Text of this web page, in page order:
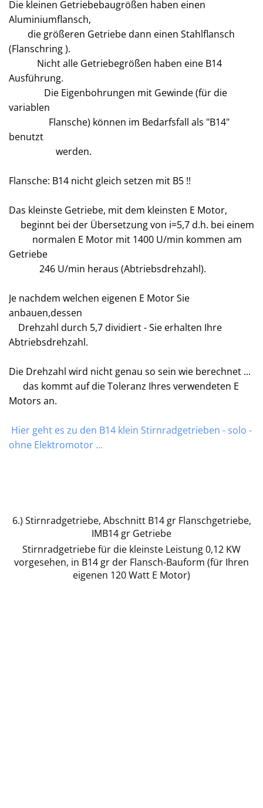
Die kleinen Getriebebaugrößen haben einen
Aluminiumflansch,
die größeren Getriebe dann einen Stahlflansch
(Flanschring ).
Nicht alle Getriebegrößen haben eine B14
Ausführung.
Die Eigenbohrungen mit Gewinde (für die
variablen
Flansche) können im Bedarfsfall als "B14"
benutzt
werden.
Flansche: B14 nicht gleich setzen mit B5 !!
Das kleinste Getriebe, mit dem kleinsten E Motor,
beginnt bei der Übersetzung von i=5,7 d.h. bei einem
normalen E Motor mit 1400 U/min kommen am
Getriebe
246 U/min heraus (Abtriebsdrehzahl).
Je nachdem welchen eigenen E Motor Sie
anbauen,dessen
Drehzahl durch 5,7 dividiert - Sie erhalten Ihre
Abtriebsdrehzahl.
Die Drehzahl wird nicht genau so sein wie berechnet ...
das kommt auf die Toleranz Ihres verwendeten E
Motors an.
Hier geht es zu den B14 klein Stirnradgetrieben - solo -
ohne Elektromotor ...
6.) Stirnradgetriebe, Abschnitt B14 gr Flanschgetriebe,
IMB14 gr Getriebe
Stirnradgetriebe für die kleinste Leistung 0,12 KW
vorgesehen, in B14 gr der Flansch-Bauform (für Ihren
eigenen 120 Watt E Motor)